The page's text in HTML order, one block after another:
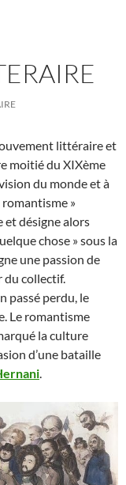
littéraire et
moitié du XIXème
du monde et à
romantisme »
et désigne alors
chose » sous la
une passion de
du collectif.
passé perdu, le
Le romantisme
la culture
d’une bataille
.